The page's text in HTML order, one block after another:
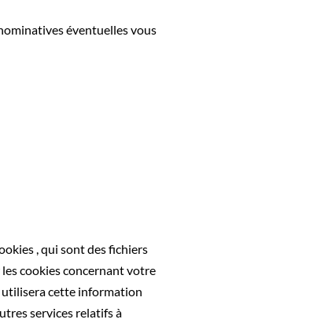
éventuelles vous
, qui sont des fichiers
cookies concernant votre
utilisera cette information
services relatifs à